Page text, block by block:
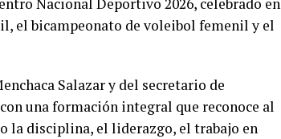
Nacional Deportivo 2026, celebrado en
el bicampeonato de voleibol femenil y el
Salazar y del secretario de
una formación integral que reconoce al
la disciplina, el liderazgo, el trabajo en